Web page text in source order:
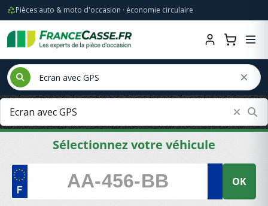
Pièces auto & moto d'occasion · économie circulaire
Sélectionnez votre véhicule
OK